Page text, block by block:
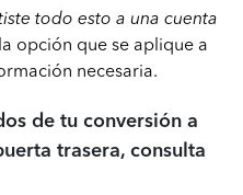
todo esto a una cuenta
opción que se aplique a
necesaria.
de tu conversión a
trasera, consulta